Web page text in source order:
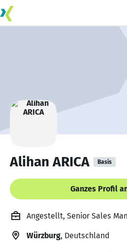
Alihan ARICA Basis
Ganzes Profil
Angestellt, Senior Sales
Würzburg, Deutschland